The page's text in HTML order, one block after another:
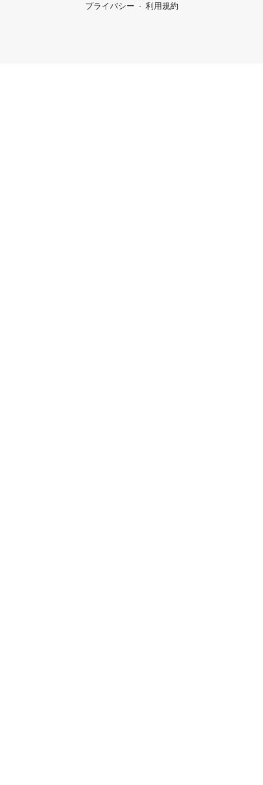
プライバシー
利用規約